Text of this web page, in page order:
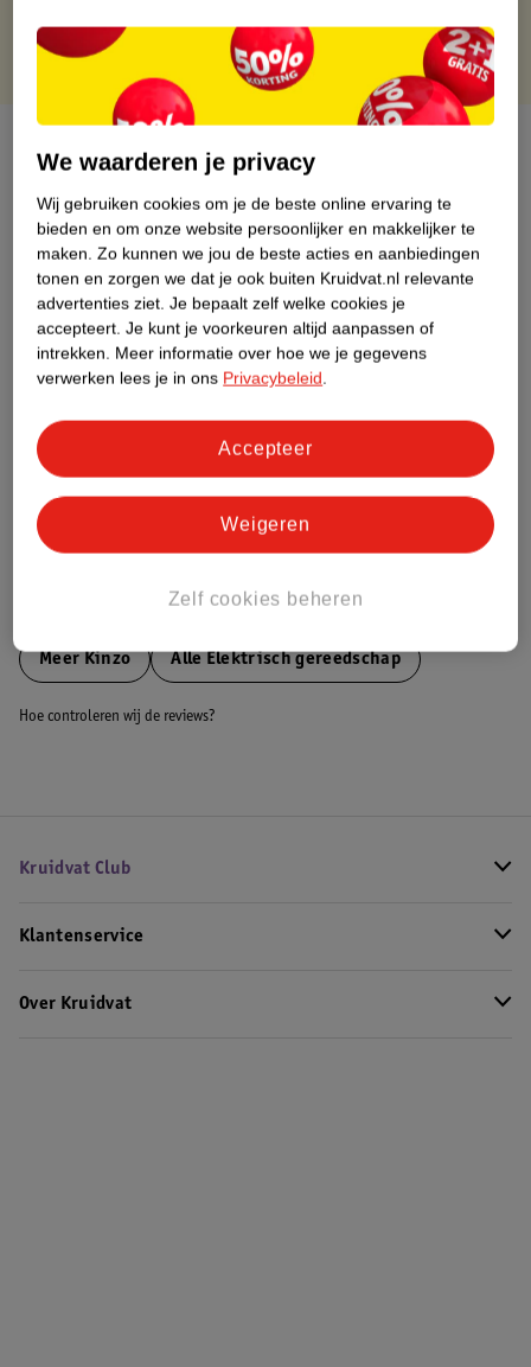
Productinformatie
Etiketinformatie
Nature Impact Score
Dit product heeft (nog) geen Nature
Meer informatie
Bestel & Bezorginformatie
Meer Kinzo Alle Elektrisch gereedschap
Hoe controleren wij de reviews?
Kruidvat Club
Klantenservice
Over Kruidvat
We waarderen je privacy
Wij gebruiken cookies om je de beste online ervaring te
bieden en om onze website persoonlijker en makkelijker te
maken. Zo kunnen we jou de beste acties en aanbiedingen
tonen en zorgen we dat je ook buiten Kruidvat.nl relevante
advertenties ziet. Je bepaalt zelf welke cookies je
accepteert. Je kunt je voorkeuren altijd aanpassen of
intrekken. Meer informatie over hoe we je gegevens
verwerken lees je in ons Privacybeleid.
Zelf cookies beheren
Weigeren
Accepteer